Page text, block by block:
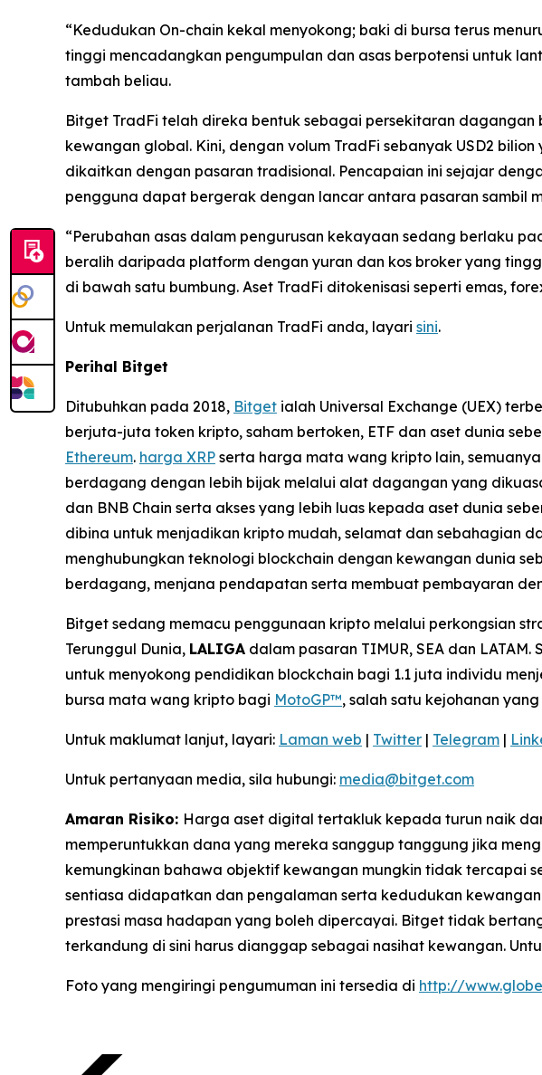
“Kedudukan On-chain kekal menyokong; baki di bursa terus
tinggi mencadangkan pengumpulan dan asas berpotensi untuk
tambah beliau.
Bitget TradFi telah direka bentuk sebagai persekitaran
kewangan global. Kini, dengan volum TradFi sebanyak USD2
dikaitkan dengan pasaran tradisional. Pencapaian ini sejajar
pengguna dapat bergerak dengan lancar antara pasaran sambil
“Perubahan asas dalam pengurusan kekayaan sedang berlaku
beralih daripada platform dengan yuran dan kos broker yang
di bawah satu bumbung. Aset TradFi ditokenisasi seperti emas,
Untuk memulakan perjalanan TradFi anda, layari sini.
Perihal Bitget
Ditubuhkan pada 2018, Bitget ialah Universal Exchange (UEX)
berjuta-juta token kripto, saham bertoken, ETF dan aset dunia
Ethereum. harga XRP serta harga mata wang kripto lain,
berdagang dengan lebih bijak melalui alat dagangan yang
dan BNB Chain serta akses yang lebih luas kepada aset dunia
dibina untuk menjadikan kripto mudah, selamat dan sebahagian
menghubungkan teknologi blockchain dengan kewangan dunia
berdagang, menjana pendapatan serta membuat pembayaran
Bitget sedang memacu penggunaan kripto melalui perkongsian
Terunggul Dunia, LALIGA dalam pasaran TIMUR, SEA dan
untuk menyokong pendidikan blockchain bagi 1.1 juta individu
bursa mata wang kripto bagi MotoGP™, salah satu kejohanan
Untuk maklumat lanjut, layari: Laman web | Twitter | Telegram |
Untuk pertanyaan media, sila hubungi: media@bitget.com
Amaran Risiko: Harga aset digital tertakluk kepada turun naik
memperuntukkan dana yang mereka sanggup tanggung jika
kemungkinan bahawa objektif kewangan mungkin tidak tercapai
sentiasa didapatkan dan pengalaman serta kedudukan
prestasi masa hadapan yang boleh dipercayai. Bitget tidak
terkandung di sini harus dianggap sebagai nasihat kewangan.
Foto yang mengiringi pengumuman ini tersedia di http://